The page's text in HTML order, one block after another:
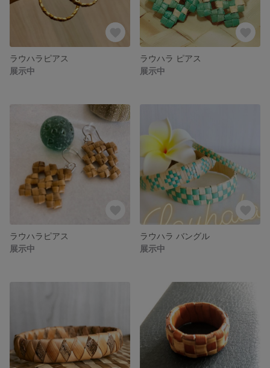
ラウハラピアス
展示中
ラウハラ ピアス
展示中
ラウハラピアス
展示中
ラウハラ バングル
展示中